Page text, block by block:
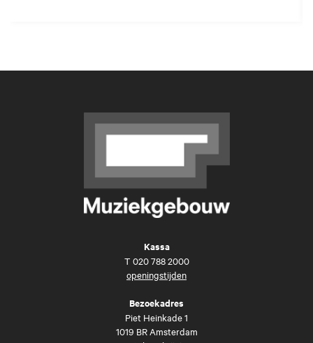
Kassa
T 020 788 2000
openingstijden
Bezoekadres
Piet Heinkade 1
1019 BR Amsterdam